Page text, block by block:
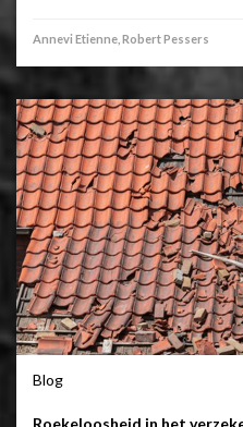
Annevi Etienne, Robert Pessers
Blog
Roekeloosheid in het